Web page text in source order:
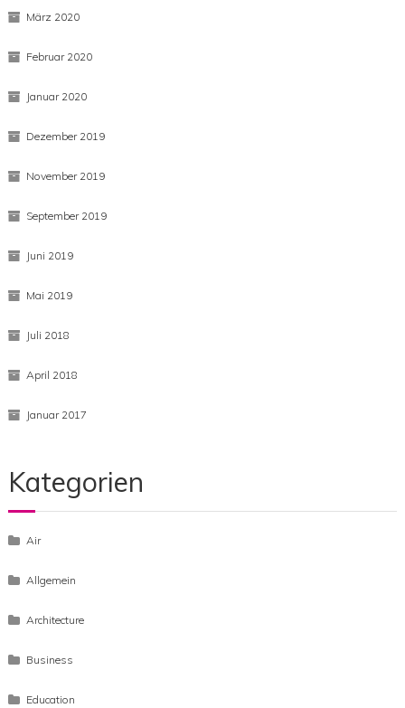
März 2020
Februar 2020
Januar 2020
Dezember 2019
November 2019
September 2019
Juni 2019
Mai 2019
Juli 2018
April 2018
Januar 2017
Kategorien
Air
Allgemein
Architecture
Business
Education